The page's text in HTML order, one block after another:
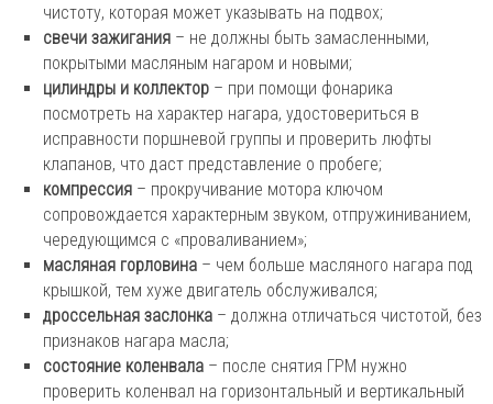
чистоту, которая может указывать на подвох;
свечи зажигания – не должны быть замасленными,
покрытыми масляным нагаром и новыми;
цилиндры и коллектор – при помощи фонарика
посмотреть на характер нагара, удостовериться в
исправности поршневой группы и проверить люфты
клапанов, что даст представление о пробеге;
компрессия – прокручивание мотора ключом
сопровождается характерным звуком, отпружиниванием,
чередующимся с «проваливанием»;
масляная горловина – чем больше масляного нагара под
крышкой, тем хуже двигатель обслуживался;
дроссельная заслонка – должна отличаться чистотой, без
признаков нагара масла;
состояние коленвала – после снятия ГРМ нужно
проверить коленвал на горизонтальный и вертикальный